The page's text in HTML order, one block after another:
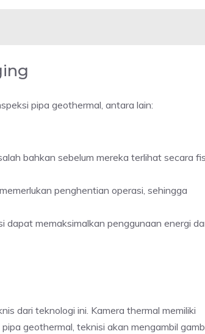
pipa geothermal, antara lain:
bahkan sebelum mereka terlihat secara
penghentian operasi, sehingga
dapat memaksimalkan penggunaan energi
dari teknologi ini. Kamera thermal memiliki
geothermal, teknisi akan mengambil